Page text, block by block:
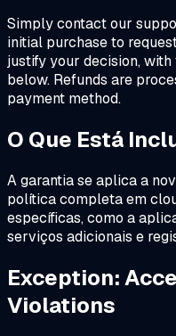
Simply contact our
initial purchase to
justify your decision,
below. Refunds are
payment method.
O Que Está
A garantia se aplica a
política completa em
específicas, como a
serviços adicionais e
Exception:
Violations